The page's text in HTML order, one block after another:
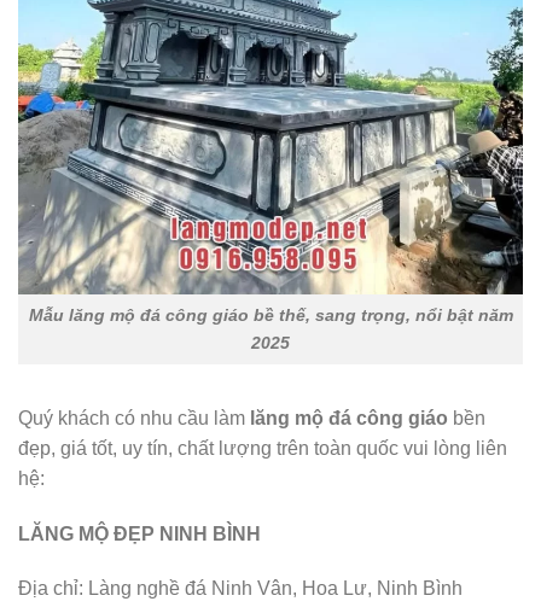
Mẫu lăng mộ đá công giáo bề thế, sang trọng, nổi bật năm
2025
Quý khách có nhu cầu làm lăng mộ đá công giáo bền
đẹp, giá tốt, uy tín, chất lượng trên toàn quốc vui lòng liên
hệ:
LĂNG MỘ ĐẸP NINH BÌNH
Địa chỉ: Làng nghề đá Ninh Vân, Hoa Lư, Ninh Bình